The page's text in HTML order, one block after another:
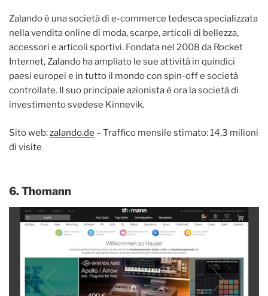
Zalando è una società di e-commerce tedesca specializzata
nella vendita online di moda, scarpe, articoli di bellezza,
accessori e articoli sportivi. Fondata nel 2008 da Rocket
Internet, Zalando ha ampliato le sue attività in quindici
paesi europei e in tutto il mondo con spin-off e società
controllate. Il suo principale azionista è ora la società di
investimento svedese Kinnevik.
Sito web:zalando.de – Traffico mensile stimato: 14,3 milioni
di visite
6. Thomann